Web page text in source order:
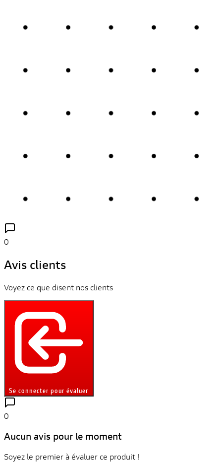
0
Avis clients
Voyez ce que disent nos clients
Se connecter pour évaluer
0
Aucun avis pour le moment
Soyez le premier à évaluer ce produit !